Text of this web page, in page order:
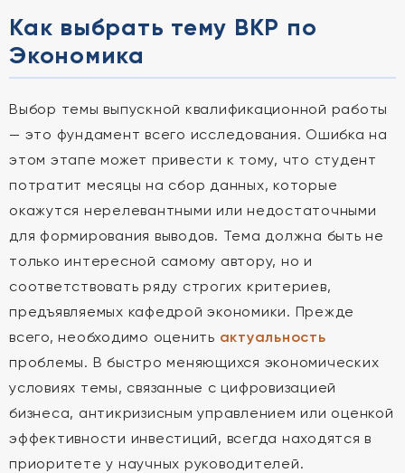
Как выбрать тему ВКР по
Экономика
Выбор темы выпускной квалификационной работы
— это фундамент всего исследования. Ошибка на
этом этапе может привести к тому, что студент
потратит месяцы на сбор данных, которые
окажутся нерелевантными или недостаточными
для формирования выводов. Тема должна быть не
только интересной самому автору, но и
соответствовать ряду строгих критериев,
предъявляемых кафедрой экономики. Прежде
всего, необходимо оценить актуальность
проблемы. В быстро меняющихся экономических
условиях темы, связанные с цифровизацией
бизнеса, антикризисным управлением или оценкой
эффективности инвестиций, всегда находятся в
приоритете у научных руководителей.